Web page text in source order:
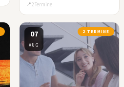
2 Termine
07
AUG
2 TERMINE